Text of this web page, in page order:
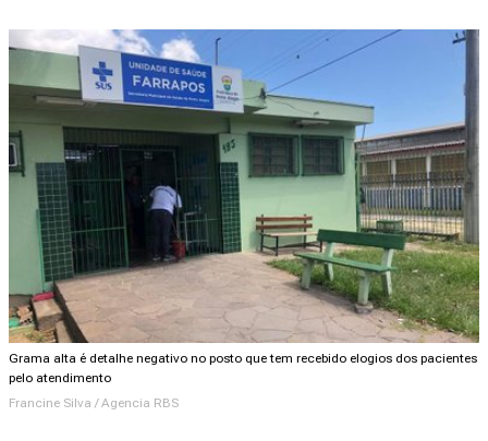
Grama alta é detalhe negativo no posto que tem recebido elogios dos pacientes
pelo atendimento
Francine Silva / Agencia RBS